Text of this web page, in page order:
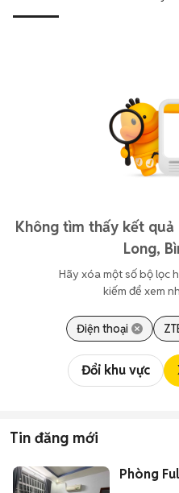
Không tìm thấy kết
Long,
Hãy xóa một số bộ lọc
kiếm để xem
Điện thoại
Đổi khu vực
Tin đăng mới
Phòng